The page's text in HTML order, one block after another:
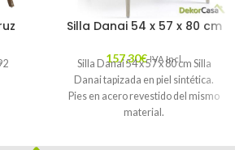
Silla Danai 54 x 57 x 80 cm
157,30€ IVA Incl.
Silla Danai 54 x 57 x 80 cm Silla
Danai tapizada en piel sintética.
Pies en acero revestido del mismo
material.